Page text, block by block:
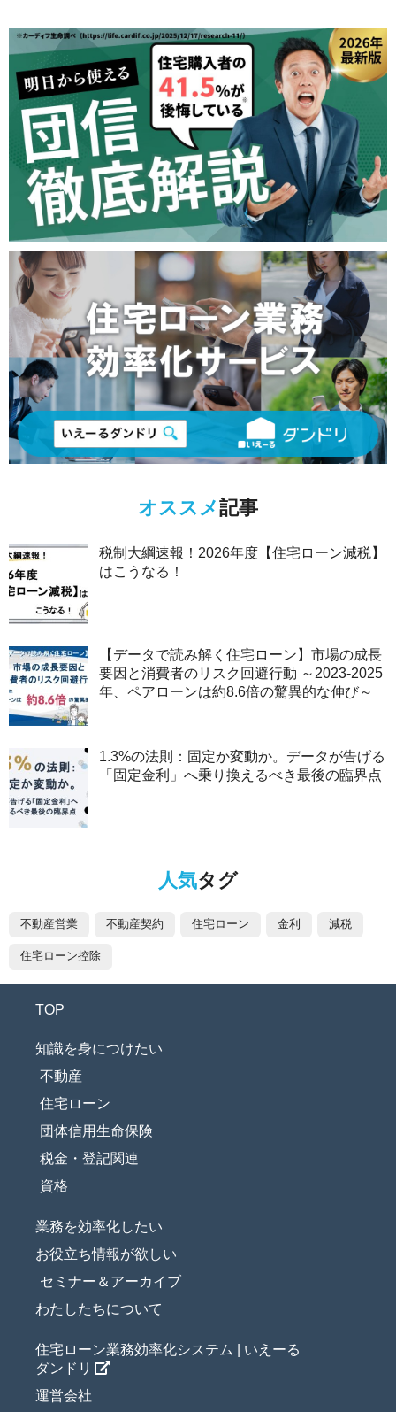
オススメ記事
税制大綱速報！2026年度【住宅ローン減税】
はこうなる！
【データで読み解く住宅ローン】市場の成長
要因と消費者のリスク回避行動 ～2023-2025
年、ペアローンは約8.6倍の驚異的な伸び～
1.3%の法則：固定か変動か。データが告げる
「固定金利」へ乗り換えるべき最後の臨界点
人気タグ
不動産営業 不動産契約 住宅ローン 金利 減税
住宅ローン控除
TOP
知識を身につけたい
不動産
住宅ローン
団体信用生命保険
税金・登記関連
資格
業務を効率化したい
お役立ち情報が欲しい
セミナー＆アーカイブ
わたしたちについて
住宅ローン業務効率化システム | いえーる
ダンドリ
運営会社